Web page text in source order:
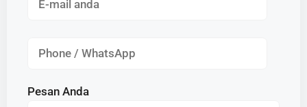
Pesan Anda